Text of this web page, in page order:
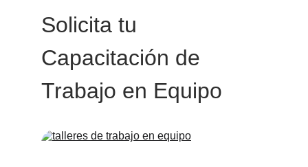
Solicita tu
Capacitación de
Trabajo en Equipo